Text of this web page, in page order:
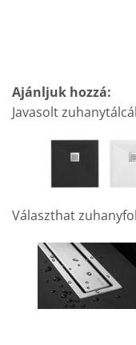
Ajánljuk hozzá:
Javasolt
Választhat